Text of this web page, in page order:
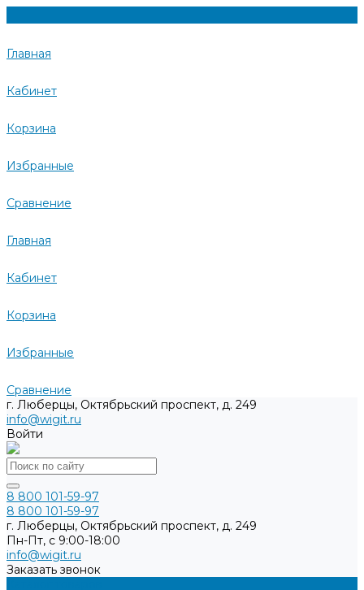
Главная
Кабинет
Корзина
Избранные
Сравнение
Главная
Кабинет
Корзина
Избранные
Сравнение
г. Люберцы, Октябрьский проспект, д. 249
info@wigit.ru
Войти
8 800 101-59-97
8 800 101-59-97
г. Люберцы, Октябрьский проспект, д. 249
Пн-Пт, с 9:00-18:00
info@wigit.ru
Заказать звонок